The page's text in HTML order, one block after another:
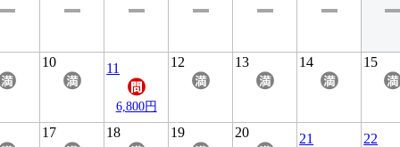
10 11
6,800円
12 13 14 15
17 18 19 20 21 22